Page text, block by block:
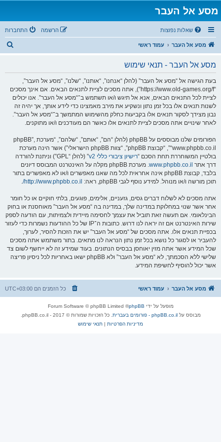
מסע אל העבר
שאלות נפוצות התחברות הרשמה
מסע אל העבר עמוד ראשי
מסע אל העבר - תנאי שימוש
בעת הגישה אל “מסע אל העבר” (להלן “אנחנו”, “אותנו”, “שלנו”, “מסע אל העבר”,
“https://www.old-games.org/f”), אתה מסכים לציית לתנאים הבאים. אם אינך מסכים
לציית לכל התנאים הבאים, אנא אל תיגש ו/או תשתמש ב־“מסע אל העבר”. אנו יכולים
לשנות תנאים אלו בכל זמן נתון ונשקיע את מירב מאמצינו כדי לידע אותך, אך יהיה זה
נבון מצידך לסקור תנאים אלו בקביעות כחלק מהשימוש המתמשך ב־“מסע אל העבר”.
לאחר שינויים אתה מסכים לציית לתנאים אלו כאשר הם מעודכנים ו/או מתוקנים.
הפורומים שלנו מבוססים על phpBB (להלן “הם”, “אותם”, “שלהם”, “מערכת phpBB”,
“www.phpbb.co.il”, “קבוצת phpBB”, “צוות phpBB הישראלי”) אשר הינה מערכת
בולטיין המשוחררת תחת הסכם “רישיון ציבורי כללי v2
” (להלן “GPL”) וניתנת להורדה
דרך אתר www.phpbb.co.il
. מערכת phpBB מקלה על האינטרנט המבוסס דיונים
בלבד, קבוצת phpBB אינה אחראית לכל מה שאנו מאפשרים ו/או לא מאפשרים בתור
תוכן מורשה ו/או מנוהל. למידע נוסף לגבי phpBB, ראה:
http://www.phpbb.co.il/
.
אתה מסכים לא לשלוח דברים גסים, גזעניים, אלימים, פוגעים, בלתי חוקיים או כל חומר
אחר אשר שנוי במחלוקת במדינה שלך, במדינה בה “מסע אל העבר” מאוחסנת או בחוק
הבינלאומי. אם תעשה זאת תוביל את עצמך לחסימה מיידית ולצמיתות, עם הודעה לספק
שירות האינטרנט אם זה יראה לנו דרוש. כתובות ה־IP של כל ההודעות נשמרות כדי לעזור
בכפיית תנאים אלו. אתה מסכים של “מסע אל העבר” יש את הזכות להסיר, לערוך,
להעביר או לסגור כל נושא בכל זמן נתון הנראה לנו מתאים. בתור משתמש אתה מסכים
שכל המידע אשר אתה מזין יאוחסן בבסיס הנתונים. בעוד שמידע זה לא ייחשף לשום צד
שלישי ללא הסכמתך, לא “מסע אל העבר” ולא phpBB ישאו באחריות לכל ניסיון פריצה
אשר יכול להוסיף לחשיפת המידע.
מסע אל העבר עמוד ראשי כל הזמנים הם UTC+03:00
מופעל על ידי phpBB
® Forum Software © phpBB Limited
מבוסס עלphpBB.co.il - פורומים בעברית
. כל הזכויות שמורות © 2017 - phpBB.co.il.
מדיניות הפרטיות | תנאי שימוש